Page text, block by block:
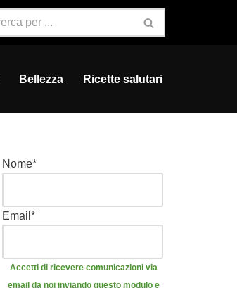
Bellezza Ricette salutari
Nome*
Email *
Accetti di ricevere comunicazioni via
email da noi inviando questo modulo e